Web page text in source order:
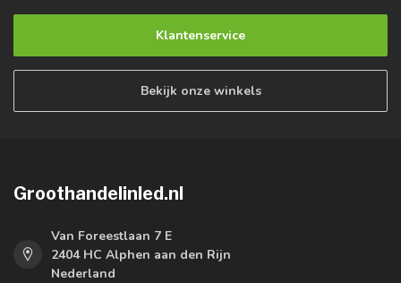
Klantenservice
Bekijk onze winkels
Groothandelinled.nl
Van Foreestlaan 7 E
2404 HC Alphen aan den Rijn
Nederland